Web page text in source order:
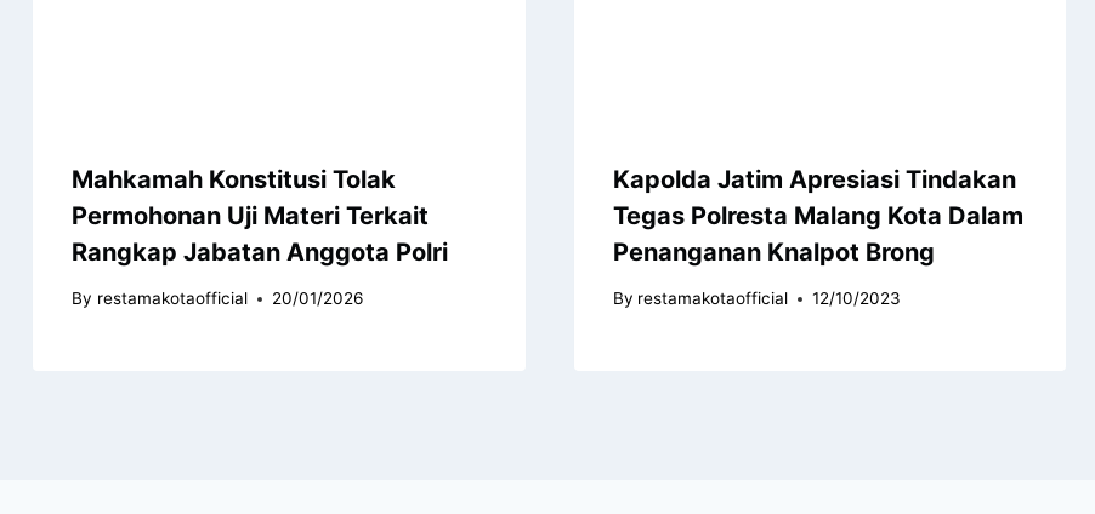
Mahkamah Konstitusi Tolak
Permohonan Uji Materi Terkait
Rangkap Jabatan Anggota Polri
By restamakotaofficial 20/01/2026
Kapolda Jatim Apresiasi Tindakan
Tegas Polresta Malang Kota Dalam
Penanganan Knalpot Brong
By restamakotaofficial 12/10/2023